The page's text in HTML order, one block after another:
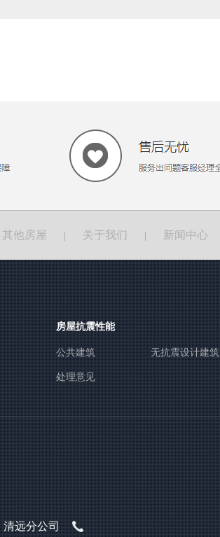
其他房屋 关于我们 新闻中心
房屋抗震性能
公共建筑 无抗震设计建筑
处理意见
清远分公司